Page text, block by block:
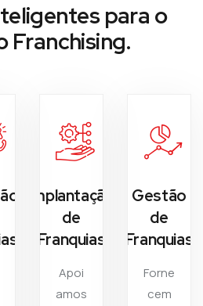
para o
Franchising.
Implantação
de
Franquias
Apoi
amos
Gestão
de
Franquias
Forne
cem